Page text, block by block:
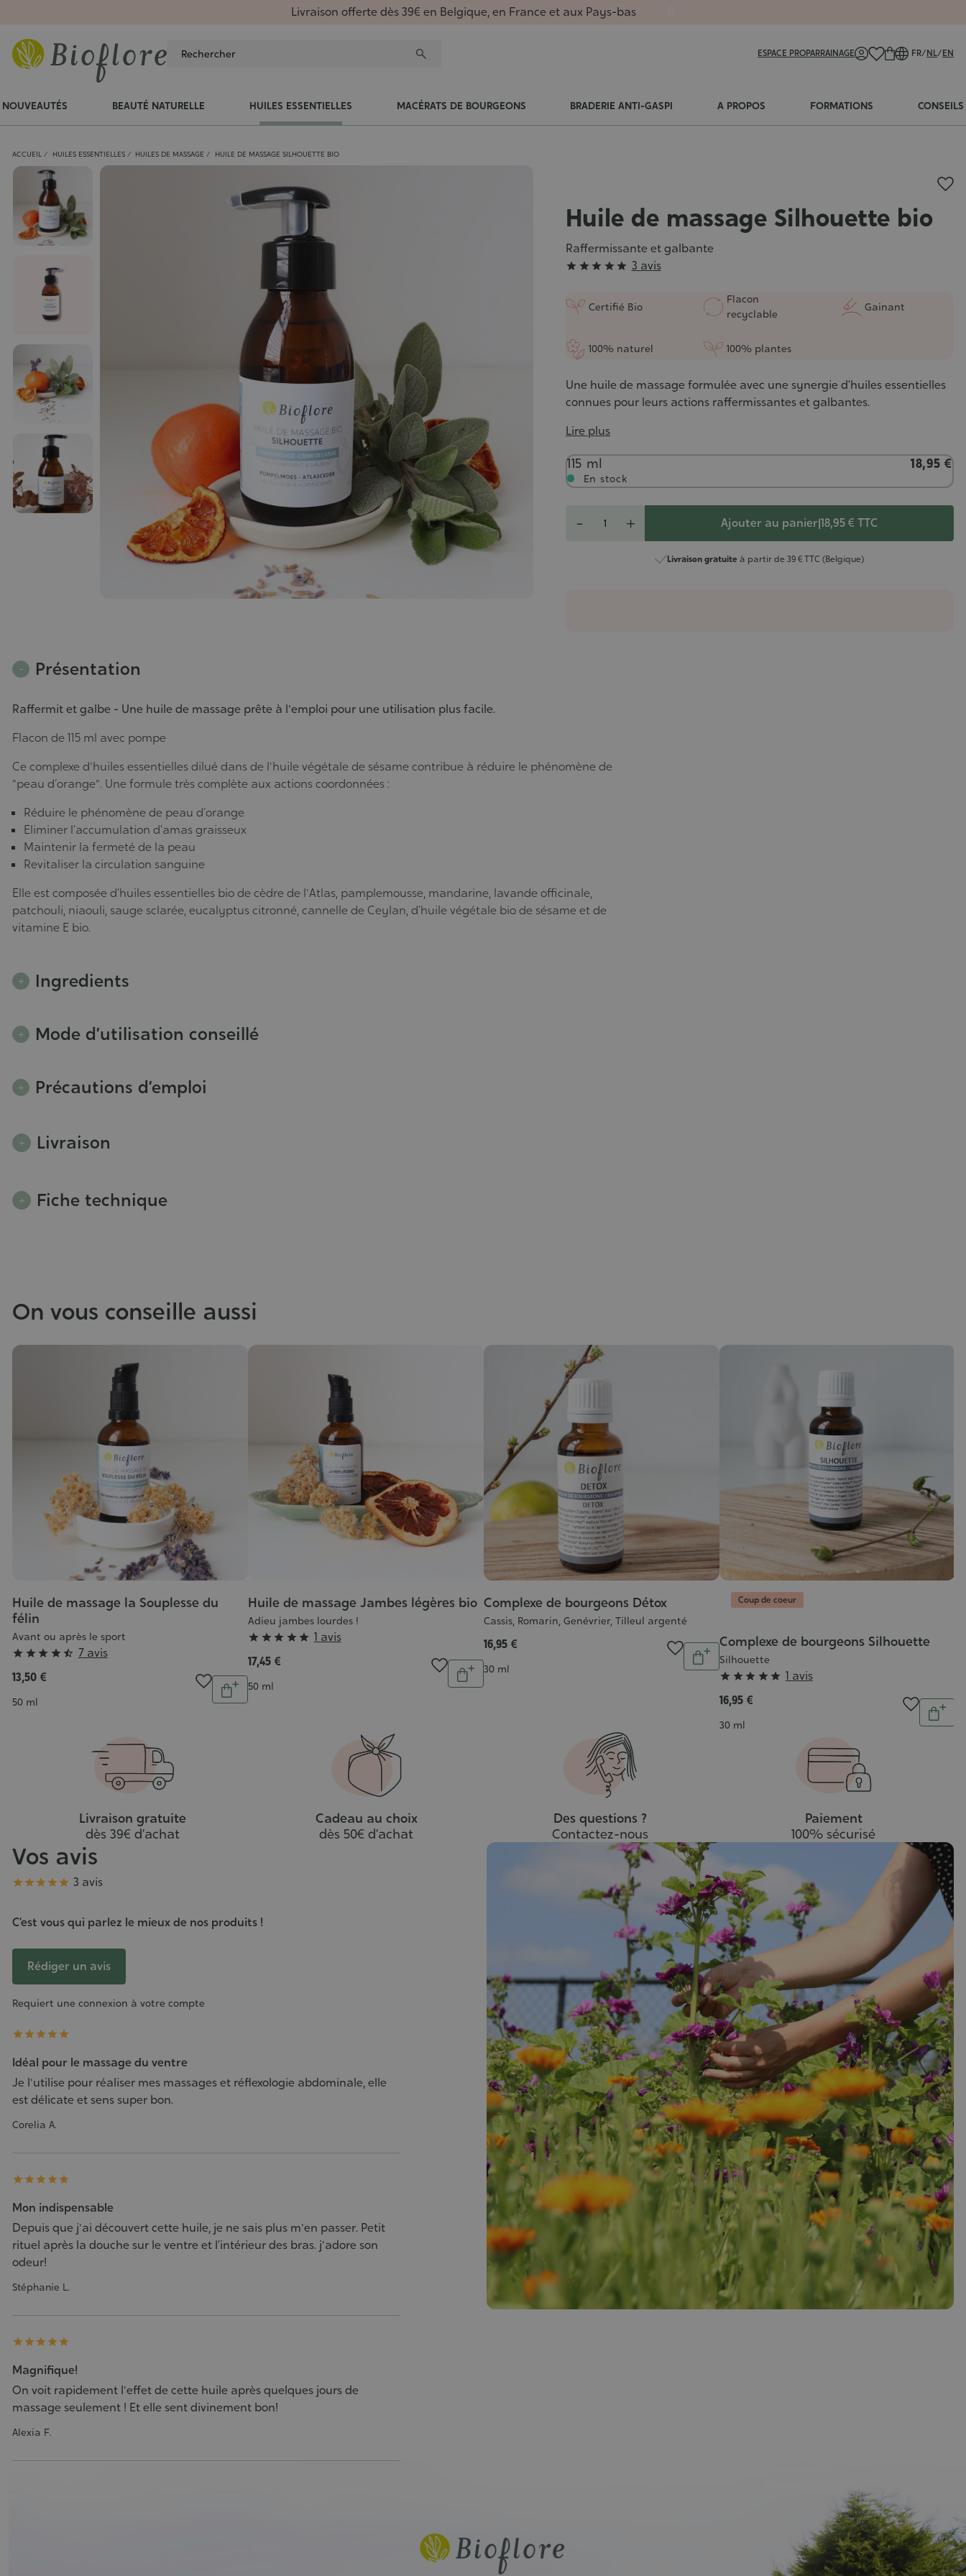
Livraison offerte dès 39€ en Belgique, en France et aux Pays-bas
ESPACE PROPARRAINAGE FR/NL/EN
NOUVEAUTÉS BEAUTÉ NATURELLE HUILES ESSENTIELLES MACÉRATS DE BOURGEONS BRADERIE ANTI-GASPI A PROPOS FORMATIONS CONSEILS
ACCUEIL HUILES ESSENTIELLES HUILES DE MASSAGE HUILE DE MASSAGE SILHOUETTE BIO
Huile de massage Silhouette bio
Raffermissante et galbante
Grade
5/5
     3 avis
Certifié Bio
Flacon
recyclable
Gainant
100% naturel 100% plantes
Une huile de massage formulée avec une synergie d’huiles essentielles
connues pour leurs actions raffermissantes et galbantes.
Lire plus
Contenance
115 ml 18,95 €
En stock
- + Ajouter au panier|18,95 € TTC
Livraison gratuite à partir de 39 € TTC (Belgique)
Présentation
Raffermit et galbe - Une huile de massage prête à l'emploi pour une utilisation plus facile.
Flacon de 115 ml avec pompe
Ce complexe d'huiles essentielles dilué dans de l'huile végétale de sésame contribue à réduire le phénomène de
"peau d´orange". Une formule très complète aux actions coordonnées :
Réduire le phénomène de peau d´orange
Eliminer l’accumulation d’amas graisseux
Maintenir la fermeté de la peau
Revitaliser la circulation sanguine
Elle est composée d’huiles essentielles bio de cèdre de l'Atlas, pamplemousse, mandarine, lavande officinale,
patchouli, niaouli, sauge sclarée, eucalyptus citronné, cannelle de Ceylan, d’huile végétale bio de sésame et de
vitamine E bio.
Ingredients
Mode d’utilisation conseillé
Précautions d’emploi
Livraison
Fiche technique
On vous conseille aussi
Huile de massage la Souplesse du
félin
Avant ou après le sport
Grade
:
4/5
     7 avis
13,50 €
Contenance
50 ml
Quantité
Ajouter
Huile de massage Jambes légères bio
Adieu jambes lourdes !
Grade
:
5/5
     1 avis
17,45 €
Contenance
50 ml
Quantité
Ajouter
Complexe de bourgeons Détox
Cassis, Romarin, Genévrier, Tilleul argenté
16,95 €
Contenance
30 ml
Quantité
Ajouter
panier
Coup de coeur
Complexe de bourgeons Silhouette
Silhouette
Grade
:
5/5
     1 avis
16,95 €
Contenance
30 ml
Livraison gratuite
dès 39€ d’achat
Cadeau au choix
dès 50€ d’achat
Des questions ?
Contactez-nous
Paiement
100% sécurisé
Vos avis
Note
     3 avis
C’est vous qui parlez le mieux de nos produits !
Rédiger un avis
Requiert une connexion à votre compte
    
Idéal pour le massage du ventre
Je l'utilise pour réaliser mes massages et réflexologie abdominale, elle
est délicate et sens super bon.
Corelia A.
    
Mon indispensable
Depuis que j'ai découvert cette huile, je ne sais plus m'en passer. Petit
rituel après la douche sur le ventre et l’intérieur des bras. j'adore son
odeur!
Stéphanie L.
    
Magnifique!
On voit rapidement l'effet de cette huile après quelques jours de
massage seulement ! Et elle sent divinement bon!
Alexia F.